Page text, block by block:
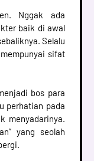
Nggak ada
baik di awal
Selalu
sifat
bos para
perhatian pada
menyadarinya.
yang seolah